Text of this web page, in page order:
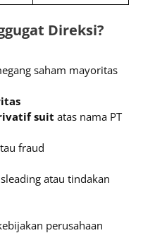
Direksi?
saham mayoritas
suit atas nama PT
fraud
atau tindakan
perusahaan